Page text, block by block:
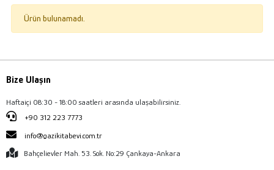
Ürün bulunamadı.
Bize Ulaşın
Haftaiçi 08:30 - 18:00 saatleri arasında ulaşabilirsiniz.
+90 312 223 7773
info@gazikitabevi.com.tr
Bahçelievler Mah. 53. Sok. No:29 Çankaya-Ankara